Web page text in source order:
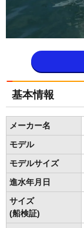
基本情報
メーカー名
モデル
モデルサイズ
進水年月日
サイズ
(船検証)